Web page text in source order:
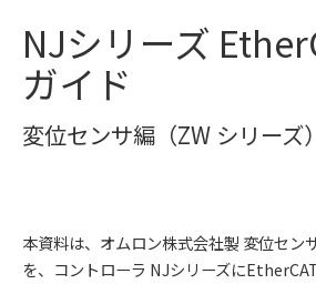
NJシリーズ
ガイド
変位センサ編（ZW シリーズ）
本資料は、オムロン株式会社製 変位セン
を、コントローラ NJシリーズに